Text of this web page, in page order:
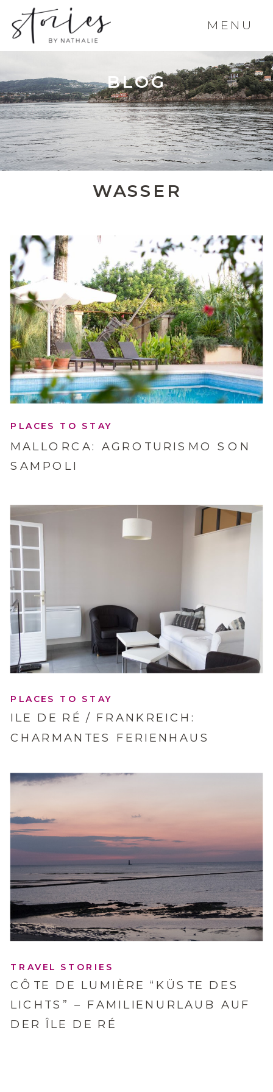
MENU
BLOG
WASSER
PLACES TO STAY
MALLORCA: AGROTURISMO SON
SAMPOLI
PLACES TO STAY
ILE DE RÉ / FRANKREICH:
CHARMANTES FERIENHAUS
TRAVEL STORIES
CÔTE DE LUMIÈRE “KÜSTE DES
LICHTS” – FAMILIENURLAUB AUF
DER ÎLE DE RÉ